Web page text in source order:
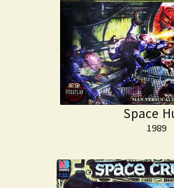
Space
1989